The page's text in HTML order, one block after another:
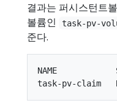
결과는 퍼시스턴트
볼륨인
task-pv-
준다.
NAME